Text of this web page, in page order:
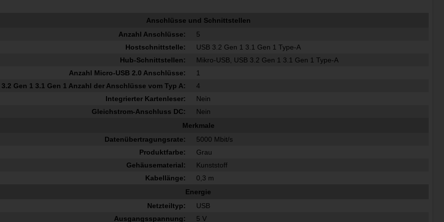
Anschlüsse und Schnittstellen
Anzahl Anschlüsse:
5
Hostschnittstelle:
USB 3.2 Gen 1 3.1 Gen 1 Type-A
Hub-Schnittstellen:
Mikro-USB, USB 3.2 Gen 1 3.1 Gen 1 Type-A
Anzahl Micro-USB 2.0 Anschlüsse:
1
3.2 Gen 1 3.1 Gen 1 Anzahl der Anschlüsse vom Typ A:
4
Integrierter Kartenleser:
Nein
Gleichstrom-Anschluss DC:
Nein
Merkmale
Datenübertragungsrate:
5000 Mbit/s
Produktfarbe:
Grau
Gehäusematerial:
Kunststoff
Kabellänge:
0,3 m
Energie
Netzteiltyp:
USB
Ausgangsspannung:
5 V